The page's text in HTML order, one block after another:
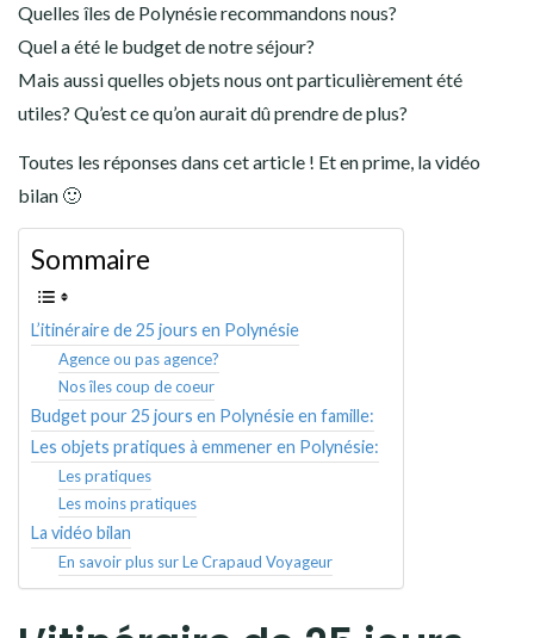
Quelles îles de Polynésie recommandons nous?
Quel a été le budget de notre séjour?
Mais aussi quelles objets nous ont particulièrement été
utiles? Qu’est ce qu’on aurait dû prendre de plus?
Toutes les réponses dans cet article ! Et en prime, la vidéo
bilan 🙂
Sommaire
L’itinéraire de 25 jours en Polynésie
Agence ou pas agence?
Nos îles coup de coeur
Budget pour 25 jours en Polynésie en famille:
Les objets pratiques à emmener en Polynésie:
Les pratiques
Les moins pratiques
La vidéo bilan
En savoir plus sur Le Crapaud Voyageur